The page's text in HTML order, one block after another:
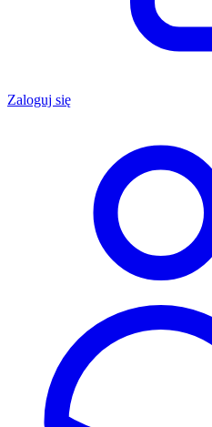
Zaloguj się